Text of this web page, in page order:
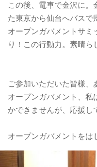
この後、電車で金沢に。
た東京から仙台へバスで
オープンガバメントサミ
り！この行動力。素晴ら
ご参加いただいた皆様、
オープンガバメント、私
かできませんが、応援し
オープンガバメントをは